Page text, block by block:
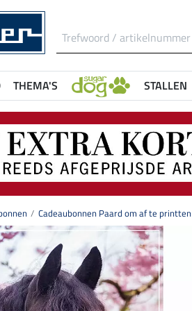
THEMA'S STALLEN
Cadeaubonnen Paard om af te printten